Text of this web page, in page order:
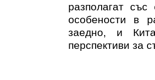
разполагат
особености в
заедно, и
перспективи за